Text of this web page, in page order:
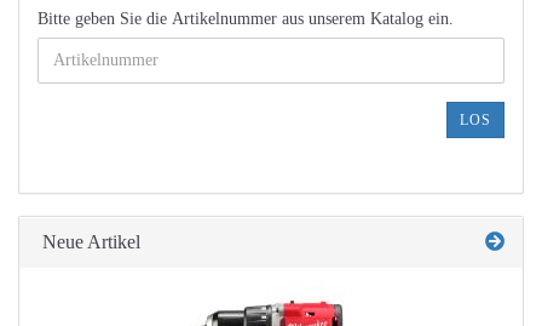
BITTE
GEBEN
SIE
EIN.
Bitte geben Sie die Artikelnummer aus unserem Katalog ein.
LOS
Neue Artikel